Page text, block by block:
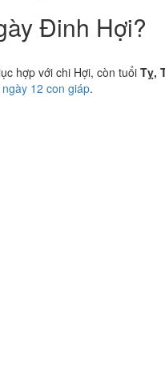
Đinh Hợi?
hợp với chi Hợi, còn tuổi Tỵ,
12 con giáp.